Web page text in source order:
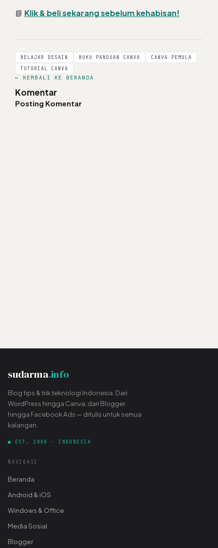
📘 Klik & beli sekarang sebelum kehabisan!
BELAJAR DESAIN BUKU PANDUAN CANVA
CANVA PEMULA
TUTORIAL CANVA
← KEMBALI KE BERANDA
Komentar
Posting Komentar
sudarma.info
Blog tips & trik teknologi Indonesia. Dari
WordPress hingga Canva, dari Blogger
hingga Facebook Ads — ditulis untuk semua
kalangan.
● EST. 2008 · INDONESIA
NAVIGASI
Beranda
Android & iOS
Windows & Office
Media Sosial
Blogger